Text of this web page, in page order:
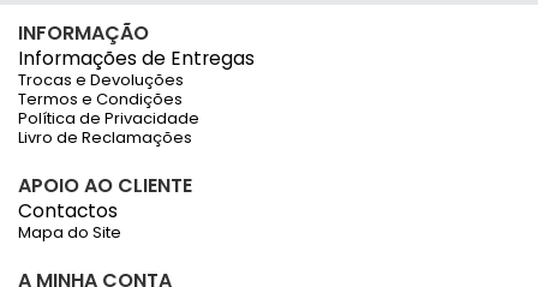
INFORMAÇÃO
Informações de Entregas
Trocas e Devoluções
Termos e Condições
Política de Privacidade
Livro de Reclamações
APOIO AO CLIENTE
Contactos
Mapa do Site
A MINHA CONTA